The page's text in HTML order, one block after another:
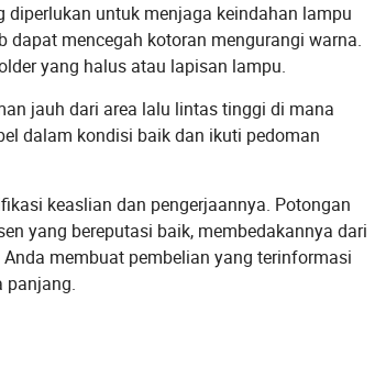
untuk menjaga keindahan lampu
mencegah kotoran mengurangi warna.
yang halus atau lapisan lampu.
jauh dari area lalu lintas tinggi di mana
dalam kondisi baik dan ikuti pedoman
keaslian dan pengerjaannya. Potongan
yang bereputasi baik, membedakannya dari
membuat pembelian yang terinformasi
panjang.